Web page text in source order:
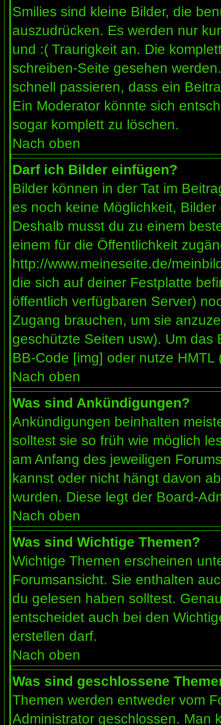
Smilies sind kleine Bilder, die
auszudrücken. Es werden nur
und :( Traurigkeit an. Die
schreiben-Seite gesehen
schnell passieren, dass ein
Ein Moderator könnte sich
sogar komplett zu löschen.
Nach oben
Darf ich Bilder einfügen?
Bilder können in der Tat im
es noch keine Möglichkeit,
Deshalb musst du zu einem
einem für die Öffentlichkeit
http://www.meineseite.de/
die sich auf deiner Festplatte
öffentlich verfügbaren Server)
Zugang brauchen, um sie
geschützte Seiten usw). Um
BB-Code [img] oder nutze HMTL
Nach oben
Was sind Ankündigungen?
Ankündigungen beinhalten
solltest sie so früh wie möglich
am Anfang des jeweiligen
kannst oder nicht hängt davon
wurden. Diese legt der Board-
Nach oben
Was sind Wichtige Themen?
Wichtige Themen erscheinen
Forumsansicht. Sie enthalten
du gelesen haben solltest.
entscheidet auch bei den
erstellen darf.
Nach oben
Was sind geschlossene
Themen werden entweder vom
Administrator geschlossen. Man